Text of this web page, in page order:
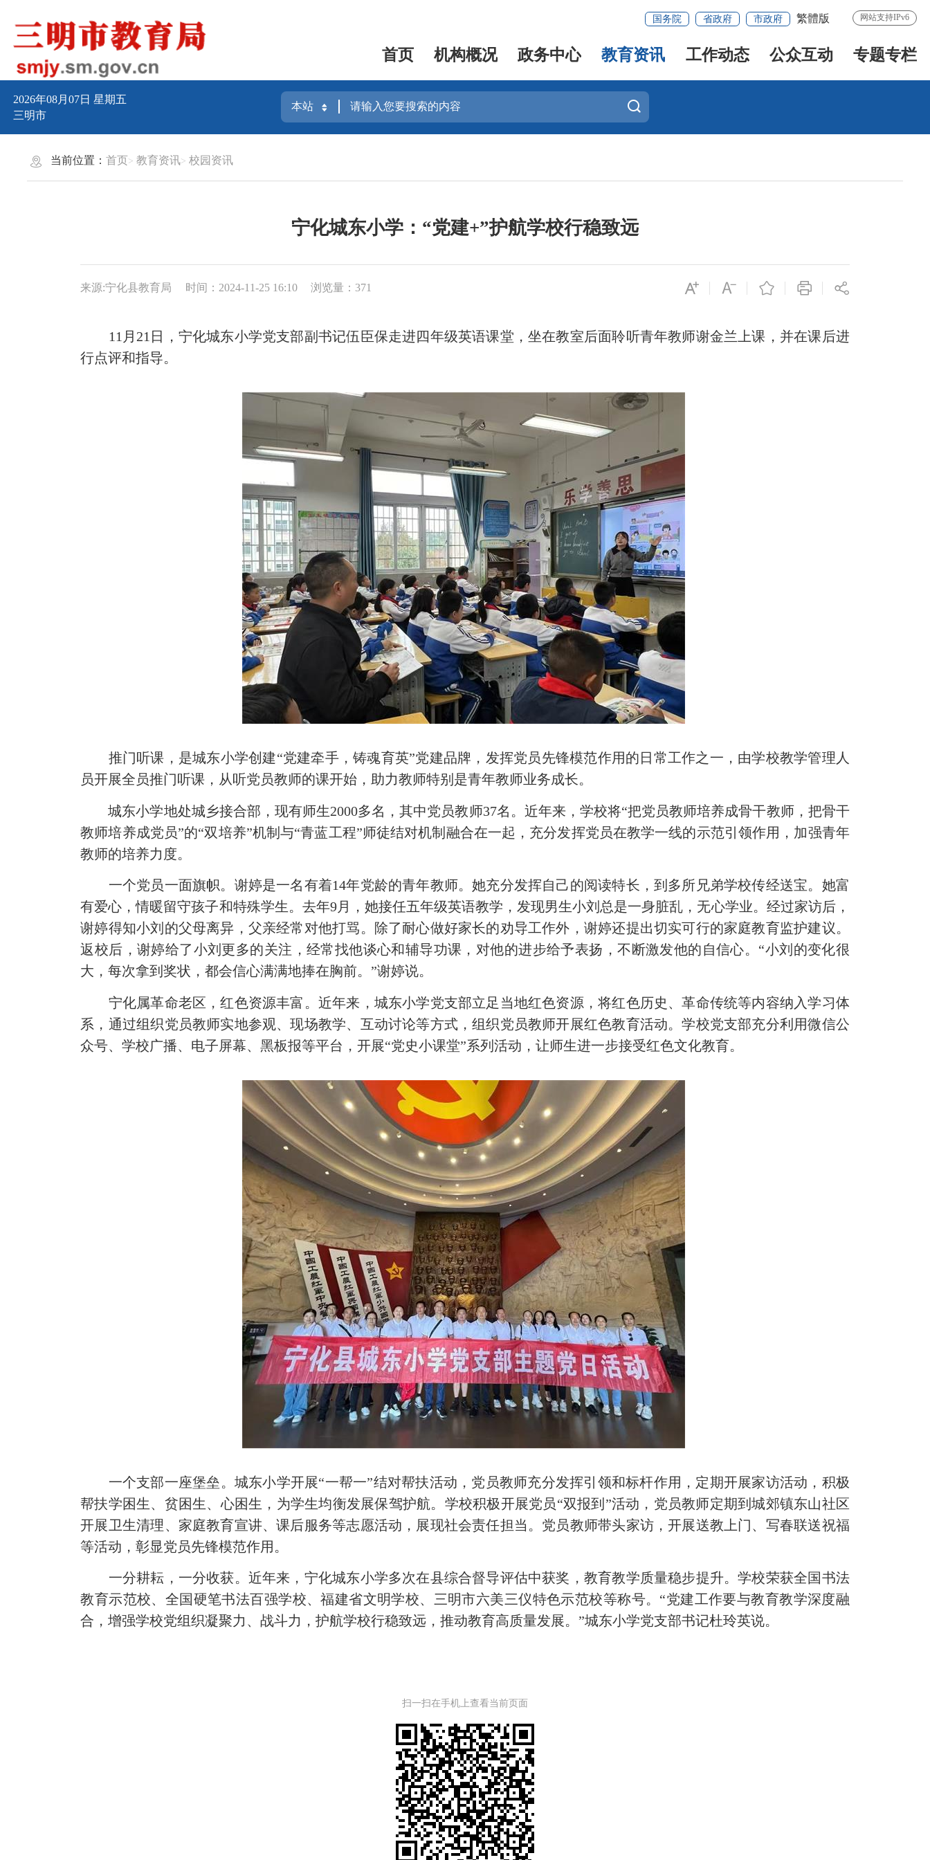
国务院 省政府 市政府 繁體版 网站支持IPv6
首页 机构概况 政务中心 教育资讯 工作动态 公众互动 专题专栏
2026年08月07日星期五
三明市
当前位置：首页 教育资讯 校园资讯
宁化城东小学：“党建+”护航学校行稳致远
来源:宁化县教育局 时间：2024-11-25 16:10 浏览量：371
11月21日，宁化城东小学党支部副书记伍臣保走进四年级英语课堂，坐在教室后面聆听青年教师谢金兰上课，并在课后进
行点评和指导。
推门听课，是城东小学创建“党建牵手，铸魂育英”党建品牌，发挥党员先锋模范作用的日常工作之一，由学校教学管理人
员开展全员推门听课，从听党员教师的课开始，助力教师特别是青年教师业务成长。
城东小学地处城乡接合部，现有师生2000多名，其中党员教师37名。近年来，学校将“把党员教师培养成骨干教师，把骨干
教师培养成党员”的“双培养”机制与“青蓝工程”师徒结对机制融合在一起，充分发挥党员在教学一线的示范引领作用，加强青年
教师的培养力度。
一个党员一面旗帜。谢婷是一名有着14年党龄的青年教师。她充分发挥自己的阅读特长，到多所兄弟学校传经送宝。她富
有爱心，情暖留守孩子和特殊学生。去年9月，她接任五年级英语教学，发现男生小刘总是一身脏乱，无心学业。经过家访后，
谢婷得知小刘的父母离异，父亲经常对他打骂。除了耐心做好家长的劝导工作外，谢婷还提出切实可行的家庭教育监护建议。
返校后，谢婷给了小刘更多的关注，经常找他谈心和辅导功课，对他的进步给予表扬，不断激发他的自信心。“小刘的变化很
大，每次拿到奖状，都会信心满满地捧在胸前。”谢婷说。
宁化属革命老区，红色资源丰富。近年来，城东小学党支部立足当地红色资源，将红色历史、革命传统等内容纳入学习体
系，通过组织党员教师实地参观、现场教学、互动讨论等方式，组织党员教师开展红色教育活动。学校党支部充分利用微信公
众号、学校广播、电子屏幕、黑板报等平台，开展“党史小课堂”系列活动，让师生进一步接受红色文化教育。
一个支部一座堡垒。城东小学开展“一帮一”结对帮扶活动，党员教师充分发挥引领和标杆作用，定期开展家访活动，积极
帮扶学困生、贫困生、心困生，为学生均衡发展保驾护航。学校积极开展党员“双报到”活动，党员教师定期到城郊镇东山社区
开展卫生清理、家庭教育宣讲、课后服务等志愿活动，展现社会责任担当。党员教师带头家访，开展送教上门、写春联送祝福
等活动，彰显党员先锋模范作用。
一分耕耘，一分收获。近年来，宁化城东小学多次在县综合督导评估中获奖，教育教学质量稳步提升。学校荣获全国书法
教育示范校、全国硬笔书法百强学校、福建省文明学校、三明市六美三仪特色示范校等称号。“党建工作要与教育教学深度融
合，增强学校党组织凝聚力、战斗力，护航学校行稳致远，推动教育高质量发展。”城东小学党支部书记杜玲英说。
扫一扫在手机上查看当前页面